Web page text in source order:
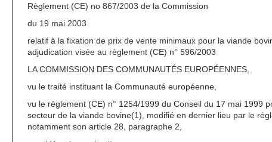
Règlement (CE) no 867/2003 de la Commission
du 19 mai 2003
relatif à la fixation de prix de vente minimaux pour la viande
adjudication visée au règlement (CE) n° 596/2003
LA COMMISSION DES COMMUNAUTÉS EUROPÉENNES,
vu le traité instituant la Communauté européenne,
vu le règlement (CE) n° 1254/1999 du Conseil du 17 mai 1999
secteur de la viande bovine(1), modifié en dernier lieu par le
notamment son article 28, paragraphe 2,